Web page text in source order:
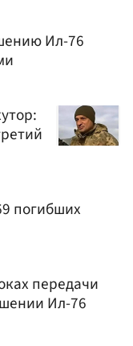
Ил-76
погибших
передачи
Ил-76